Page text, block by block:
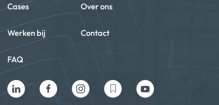
Cases Over ons
Werken bij Contact
FAQ